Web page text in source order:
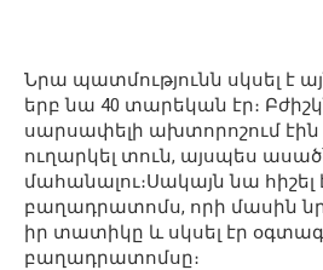
Նրա պատմությունն սկսել է
երբ նա 40 տարեկան էր։
սարսափելի ախտորոշում
ուղարկել տուն, այսպես
մահանալու։Սակայն նա հիշել
բաղադրատոմս, որի մասին
իր տատիկը և սկսել էր
բաղադրատոմսը։